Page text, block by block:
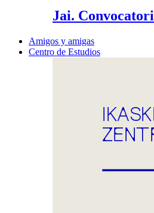
Jai.
Amigos y amigas
Centro de Estudios